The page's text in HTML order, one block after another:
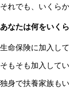
それでも、いくら
あなたは何をいく
生命保険に加入し
そもそも加入して
独身で扶養家族も